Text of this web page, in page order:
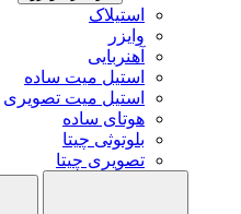
استیلاک
وایزر
آهنربایی
استیل میت ساده
استیل میت تصویری
هوتای ساده
بلوتوثی چیتا
تصویری چیتا